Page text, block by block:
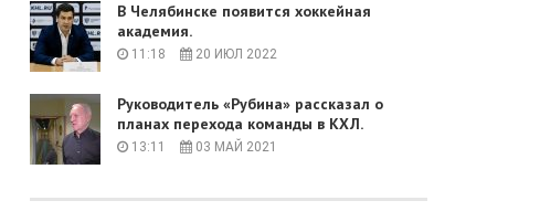
В Челябинске появится хоккейная
академия.
11:18 20 ИЮЛ 2022
Руководитель «Рубина» рассказал о
планах перехода команды в КХЛ.
13:11 03 МАЙ 2021